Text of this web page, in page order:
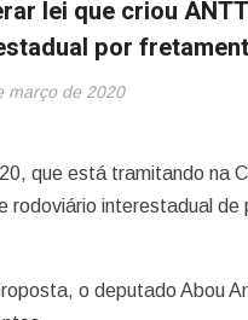
lei que criou
por
março de 2020
que está tramitando na
rodoviário interestadual
o deputado Abou